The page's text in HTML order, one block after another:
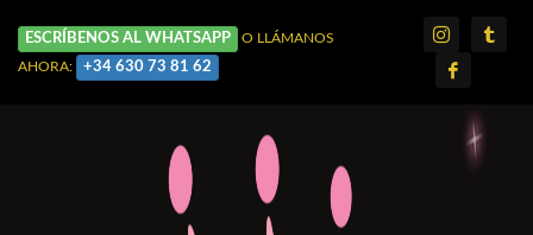
ESCRÍBENOS AL WHATSAPP
O LLÁMANOS
AHORA:
+34 630 73 81 62